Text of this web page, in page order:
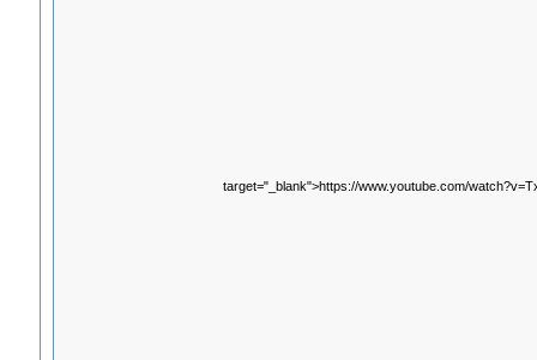
target="_blank">https://www.youtube.com/